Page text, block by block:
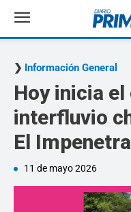
Información General
Hoy inicia
interfluvio
El
11 de mayo 2026